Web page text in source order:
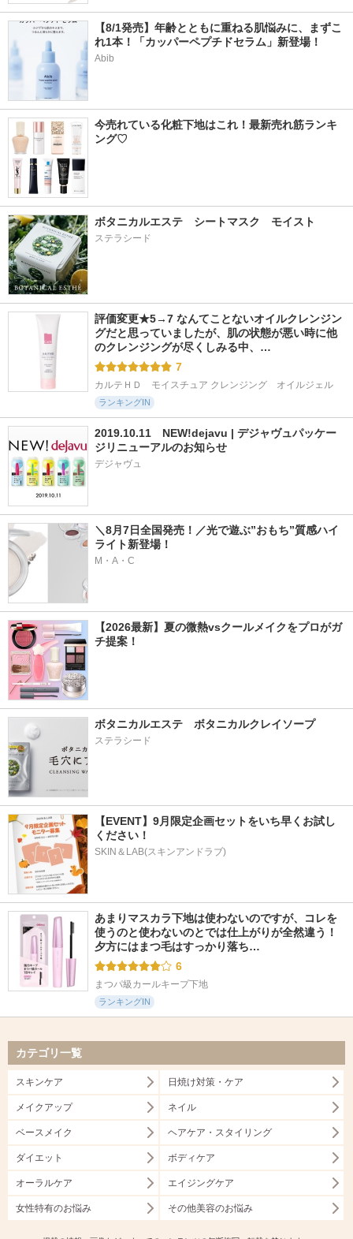
【8/1発売】年齢とともに重ねる肌悩みに、まずこ
れ1本！「カッパーペプチドセラム」新登場！
Abib
今売れている化粧下地はこれ！最新売れ筋ランキ
ング♡
ボタニカルエステ　シートマスク　モイスト
ステラシード
評価変更★5→7 なんてことないオイルクレンジン
グだと思っていましたが、肌の状態が悪い時に他
のクレンジングが尽くしみる中、…
7
カルテＨＤ　モイスチュア クレンジング　オイルジェル
ランキングIN
2019.10.11　NEW!dejavu | デジャヴュパッケー
ジリニューアルのお知らせ
デジャヴュ
＼8月7日全国発売！／光で遊ぶ”おもち”質感ハイ
ライト新登場！
M・A・C
【2026最新】夏の微熱vsクールメイクをプロがガ
チ提案！
ボタニカルエステ　ボタニカルクレイソープ
ステラシード
【EVENT】9月限定企画セットをいち早くお試し
ください！
SKIN＆LAB(スキンアンドラブ)
あまりマスカラ下地は使わないのですが、コレを
使うのと使わないのとでは仕上がりが全然違う！
夕方にはまつ毛はすっかり落ち…
6
まつパ級カールキープ下地
ランキングIN
カテゴリ一覧
スキンケア 日焼け対策・ケア
メイクアップ ネイル
ベースメイク ヘアケア・スタイリング
ダイエット ボディケア
オーラルケア エイジングケア
女性特有のお悩み その他美容のお悩み